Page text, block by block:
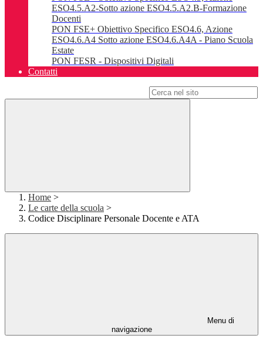
ESO4.5.A2-Sotto azione ESO4.5.A2.B-Formazione
Docenti
PON FSE+ Obiettivo Specifico ESO4.6, Azione
ESO4.6.A4 Sotto azione ESO4.6.A4A - Piano Scuola
Estate
PON FESR - Dispositivi Digitali
Contatti
Home >
Le carte della scuola >
Codice Disciplinare Personale Docente e ATA
Menu di
navigazione